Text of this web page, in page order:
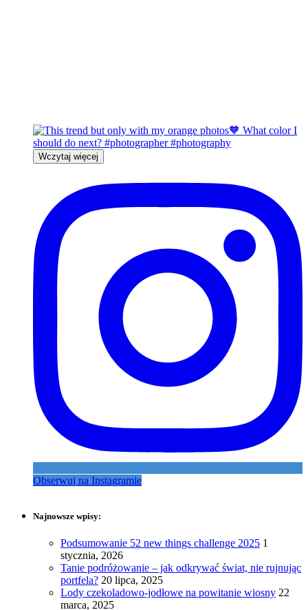
Wczytaj więcej
Obserwuj na Instagramie
Najnowsze wpisy:
Podsumowanie 52 new things challenge 2025 1
stycznia, 2026
Tanie podróżowanie – jak odkrywać świat, nie rujnując
portfela? 20 lipca, 2025
Lody czekoladowo-jodłowe na powitanie wiosny 22
marca, 2025